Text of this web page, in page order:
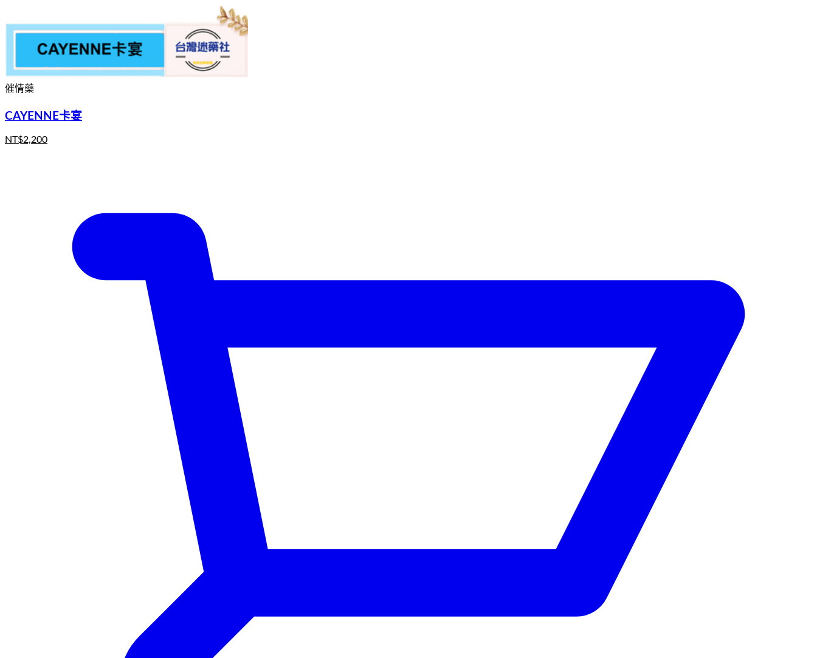
催情藥
CAYENNE卡宴
NT$2,200